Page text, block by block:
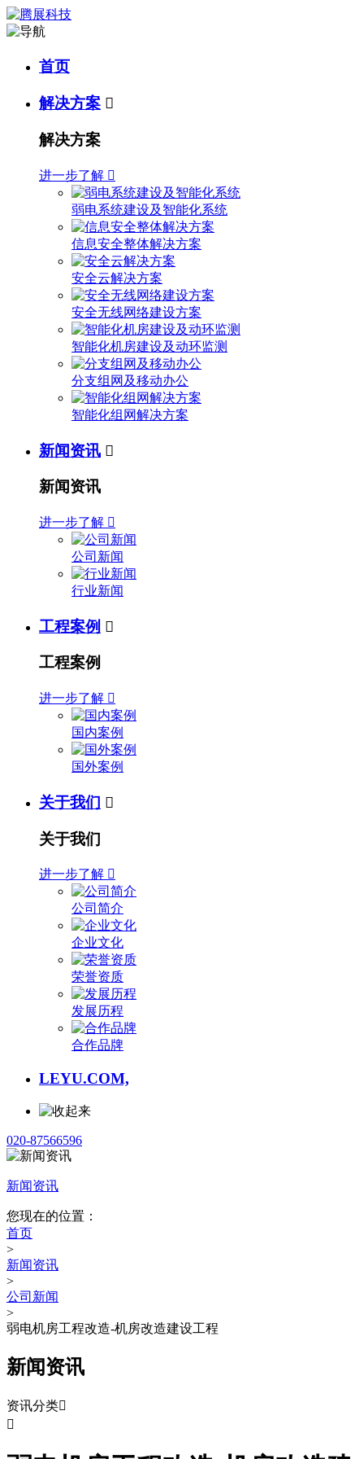
首页
解决方案 
解决方案
进一步了解 
弱电系统建设及智能化系统
信息安全整体解决方案
安全云解决方案
安全无线网络建设方案
智能化机房建设及动环监测
分支组网及移动办公
智能化组网解决方案
新闻资讯 
新闻资讯
进一步了解 
公司新闻
行业新闻
工程案例 
工程案例
进一步了解 
国内案例
国外案例
关于我们 
关于我们
进一步了解 
公司简介
企业文化
荣誉资质
发展历程
合作品牌
LEYU.COM,
020-87566596
新闻资讯
您现在的位置：
首页
>
新闻资讯
>
公司新闻
>
弱电机房工程改造-机房改造建设工程
新闻资讯
资讯分类
